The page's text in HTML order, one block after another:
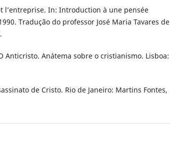
et l’entreprise. In: Introduction à une pensée
Tradução do professor José Maria Tavares de
Anticristo. Anátema sobre o cristianismo. Lisboa:
de Cristo. Rio de Janeiro: Martins Fontes,